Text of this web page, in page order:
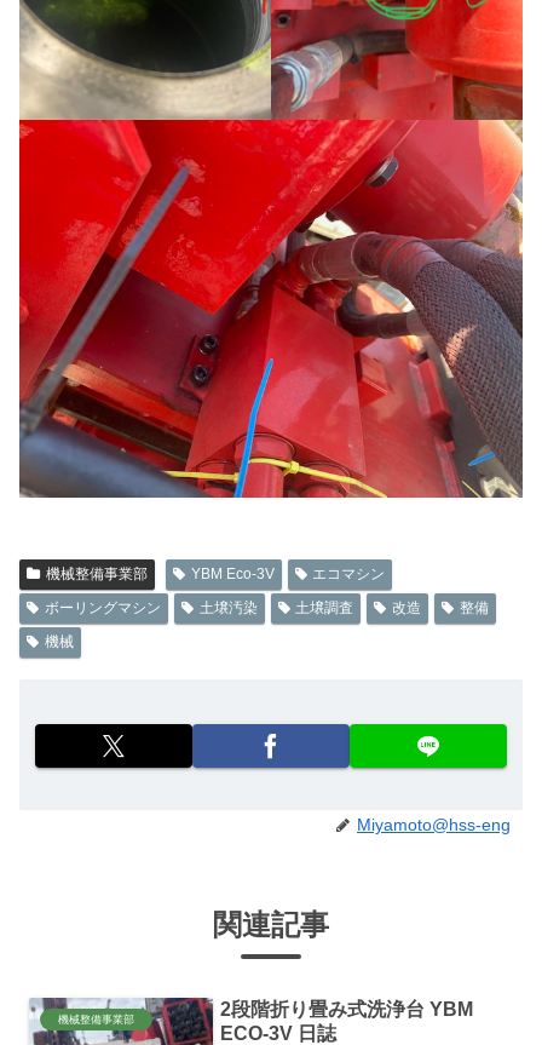
機械整備事業部 YBM Eco-3V
エコマシン
ボーリングマシン
土壌汚染 土壌調査 改造
整備
機械
Miyamoto@hss-eng
関連記事
機械整備事業部
2段階折り畳み式洗浄台 YBM
ECO-3V 日誌